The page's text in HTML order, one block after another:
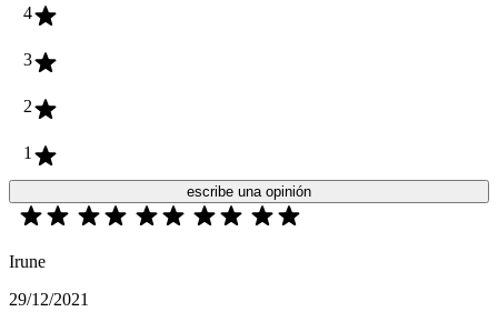
4
3
2
1
escribe una opinión
Irune
29/12/2021